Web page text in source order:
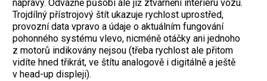
nápravy. Odvážně působí ale již ztvárnění interiéru vozu.
Trojdílný přístrojový štít ukazuje rychlost uprostřed,
provozní data vpravo a údaje o aktuálním fungování
pohonného systému vlevo, nicméně otáčky ani jednoho
z motorů indikovány nejsou (třeba rychlost ale přitom
vidíte hned třikrát, ve štítu analogově i digitálně a ještě
v head-up displeji).